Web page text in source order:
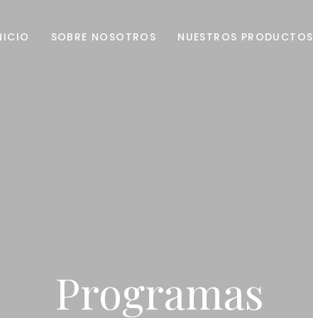
SOBRE NOSOTROS NUESTROS PRODUCTOS
Programas